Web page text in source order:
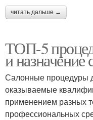
читать дальше →
ТОП-5
и
Салонные процедуры
оказываемые
применением разных
профессиональных